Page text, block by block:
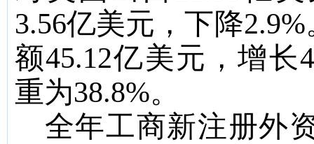
3.56亿美元，下降2.9%
额45.12亿美元，增长
重为38.8%。
全年工商新注册外